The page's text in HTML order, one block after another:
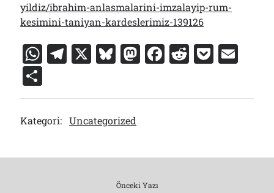
yildiz/ibrahim-anlasmalarini-imzalayip-rum-
kesimini-taniyan-kardeslerimiz-139126
W
at
s
A
p
T
e
gr
a
m
X Bl
e
s
k
y
M
st
o
F
c
o
R
d
P
c ai
h
ar
e
Kategori: Uncategorized
Önceki Yazı